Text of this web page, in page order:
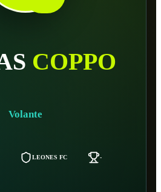
COPPO
Volante
LEONES FC -